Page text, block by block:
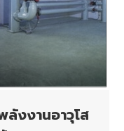
งงานอาวุโส